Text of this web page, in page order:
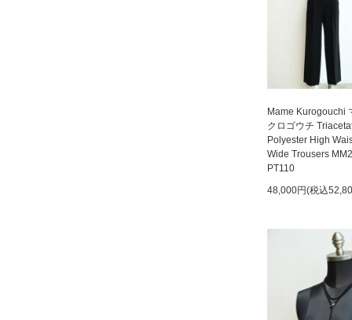
Mame Kurogouchi
クロゴウチ
Polyester High
Wide Trousers
PT110
48,000円(税込